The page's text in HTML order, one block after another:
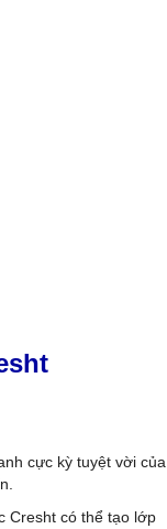
cực kỳ tuyệt vời của
Cresht có thể tạo lớp